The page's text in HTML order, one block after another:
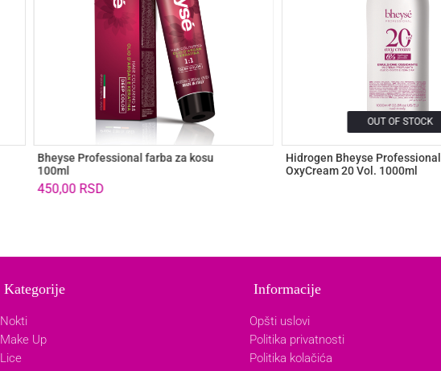
Bheyse Professional farba za kosu
100ml
450,00 RSD
OUT OF STOCK
Hidrogen Bheyse Professional
OxyCream 20 Vol. 1000ml
Kategorije
Nokti
Make Up
Lice
Informacije
Opšti uslovi
Politika privatnosti
Politika kolačića